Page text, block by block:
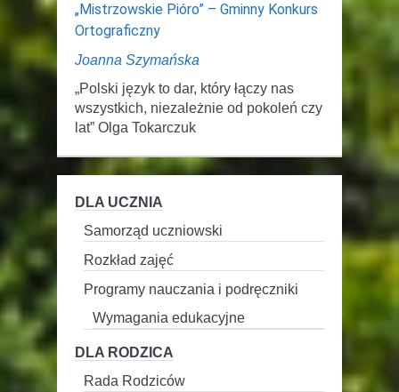
„Mistrzowskie Pióro” – Gminny Konkurs
Ortograficzny
Joanna Szymańska
„Polski język to dar, który łączy nas
wszystkich, niezależnie od pokoleń czy
lat” Olga Tokarczuk
DLA UCZNIA
Samorząd uczniowski
Rozkład zajęć
Programy nauczania i podręczniki
Wymagania edukacyjne
DLA RODZICA
Rada Rodziców